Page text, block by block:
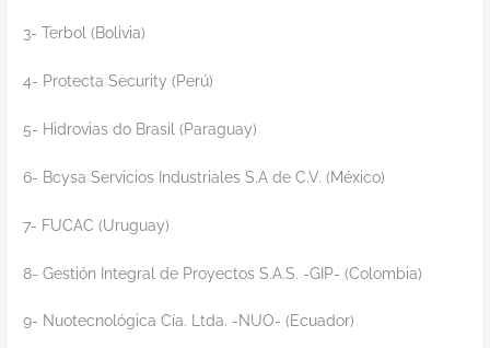
3- Terbol (Bolivia)
4- Protecta Security (Perú)
5- Hidrovias do Brasil (Paraguay)
6- Bcysa Servicios Industriales S.A de C.V. (México)
7- FUCAC (Uruguay)
8- Gestión Integral de Proyectos S.A.S. -GIP- (Colombia)
9- Nuotecnológica Cía. Ltda. -NUO- (Ecuador)